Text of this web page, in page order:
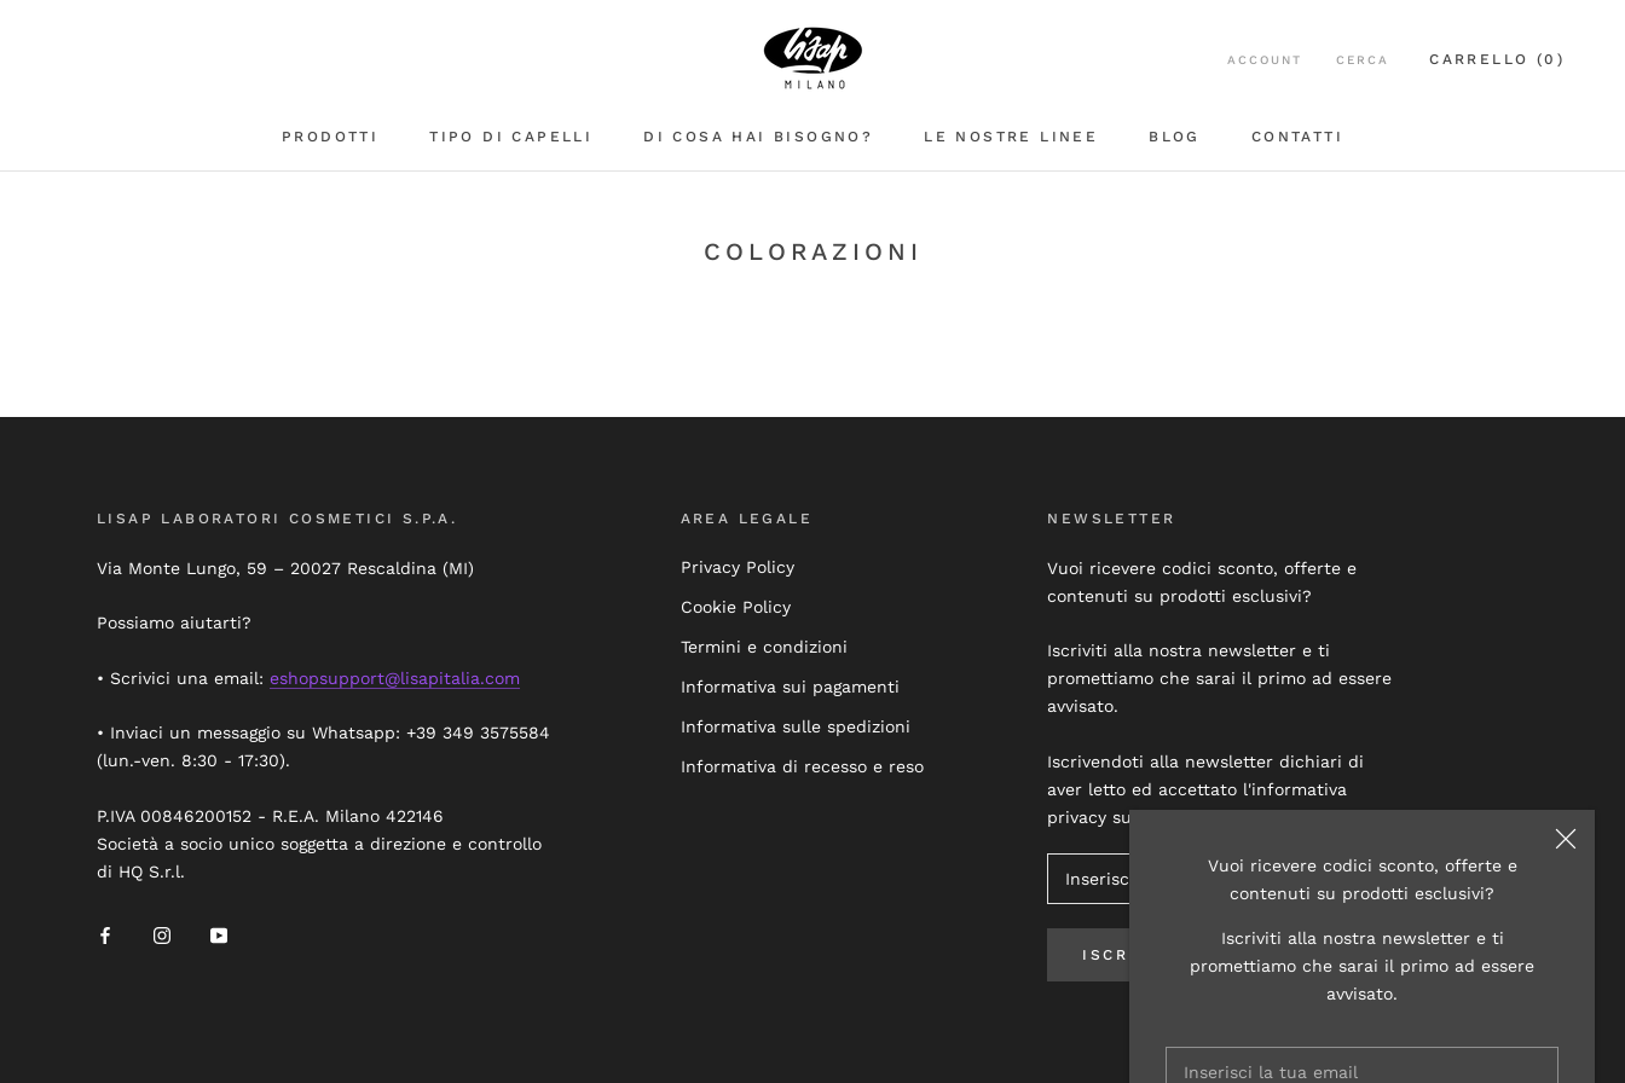
Vuoi ricevere codici sconto, offerte e
contenuti su prodotti esclusivi?
Iscriviti alla nostra newsletter e ti
promettiamo che sarai il primo ad essere
avvisato.
PRODOTTI TIPO DI CAPELLI DI COSA HAI BISOGNO? LE NOSTRE LINEE
BLOG
CONTATTI
ACCOUNT CERCA CARRELLO (0 )
COLORAZIONI
LISAP LABORATORI COSMETICI S.P.A.
Via Monte Lungo, 59 – 20027 Rescaldina (MI)
Possiamo aiutarti?
• Scrivici una email: eshopsupport@lisapitalia.com
• Inviaci un messaggio su Whatsapp: +39 349 3575584
(lun.-ven. 8:30 - 17:30).
P.IVA 00846200152 - R.E.A. Milano 422146
Società a socio unico soggetta a direzione e controllo
di HQ S.r.l.
AREA LEGALE
Privacy Policy
Cookie Policy
Termini e condizioni
Informativa sui pagamenti
Informativa sulle spedizioni
Informativa di recesso e reso
NEWSLETTER
Vuoi ricevere codici sconto, offerte e
contenuti su prodotti esclusivi?
Iscriviti alla nostra newsletter e ti
promettiamo che sarai il primo ad essere
avvisato.
Iscrivendoti alla newsletter dichiari di
aver letto ed accettato l'informativa
privacy su questo sito.
ISCRIVITI